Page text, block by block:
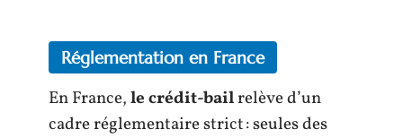
Réglementation en France
En France,le crédit-bailrelève d’un
cadre réglementaire strict : seules des